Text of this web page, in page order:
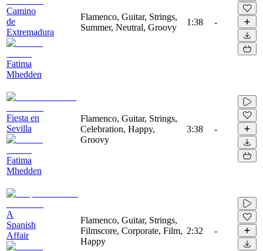
Camino
de
Extremadura
Fatima
Mhedden
Flamenco, Guitar, Strings,
Summer, Neutral, Groovy
1:38 -
Fiesta en
Sevilla
Fatima
Mhedden
Flamenco, Guitar, Strings,
Celebration, Happy,
Groovy
3:38 -
A
Spanish
Affair
Flamenco, Guitar, Strings,
Filmscore, Corporate, Film,
Happy
2:32 -